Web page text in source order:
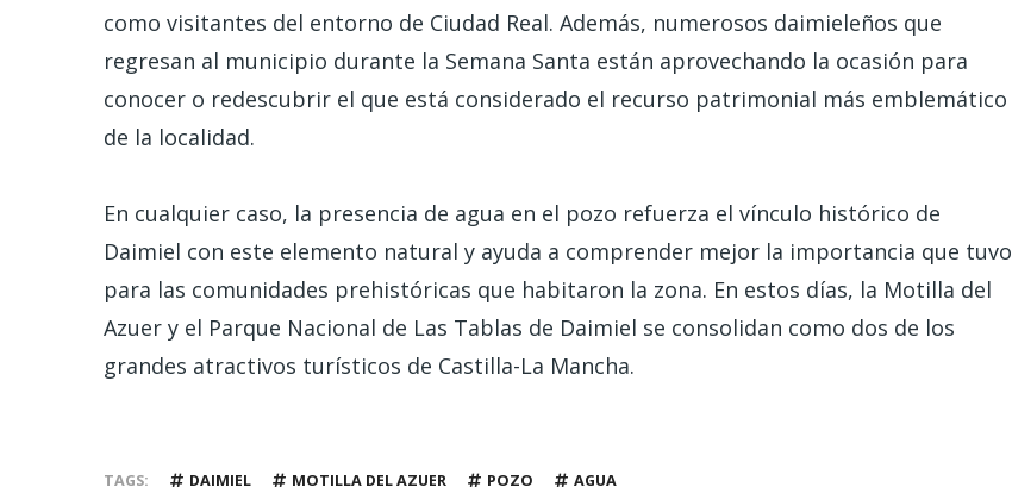
como visitantes del entorno de Ciudad Real. Además, numerosos daimieleños que
regresan al municipio durante la Semana Santa están aprovechando la ocasión para
conocer o redescubrir el que está considerado el recurso patrimonial más emblemático
de la localidad.
En cualquier caso, la presencia de agua en el pozo refuerza el vínculo histórico de
Daimiel con este elemento natural y ayuda a comprender mejor la importancia que tuvo
para las comunidades prehistóricas que habitaron la zona. En estos días, la Motilla del
Azuer y el Parque Nacional de Las Tablas de Daimiel se consolidan como dos de los
grandes atractivos turísticos de Castilla-La Mancha.
TAGS DAIMIEL MOTILLA DEL AZUER POZO AGUA